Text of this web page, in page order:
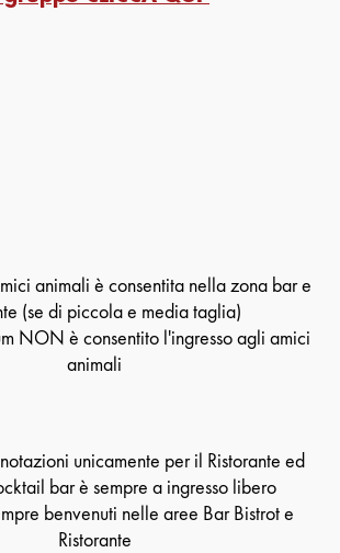
animali è consentita nella zona bar e
(se di piccola e media taglia)
NON è consentito l'ingresso agli amici
animali
unicamente per il Ristorante ed
bar è sempre a ingresso libero
benvenuti nelle aree Bar Bistrot e
Ristorante